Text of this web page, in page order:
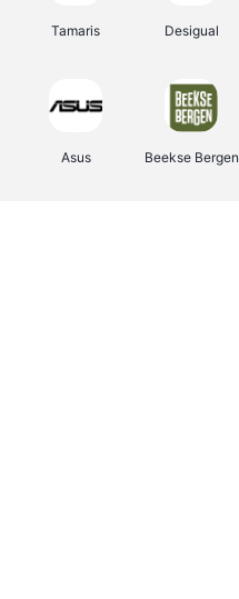
Tamaris Desigual
Asus Beekse Bergen